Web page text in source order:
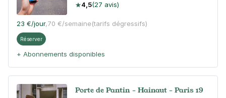
4,5(27 avis)
23 €/jour,70 €/semaine(tarifs dégressifs)
Réserver
+ Abonnements disponibles
Porte de Pantin - Hainaut - Paris 19